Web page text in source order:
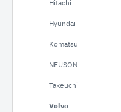
Hitachi
Hyundai
Komatsu
NEUSON
Takeuchi
Volvo